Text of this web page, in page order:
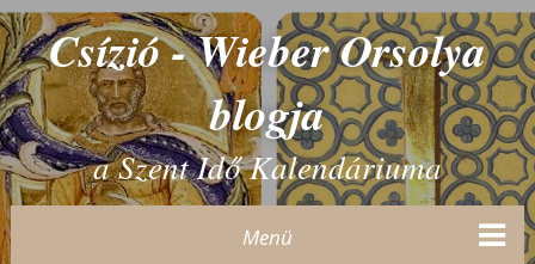
Csízió - Wieber Orsolya
blogja
a Szent Idő Kalendáriuma
Menü